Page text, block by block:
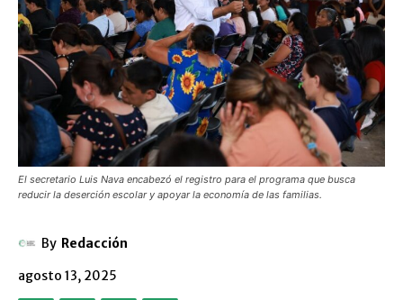
El secretario Luis Nava encabezó el registro para el programa que busca
reducir la deserción escolar y apoyar la economía de las familias.
By Redacción
agosto 13, 2025